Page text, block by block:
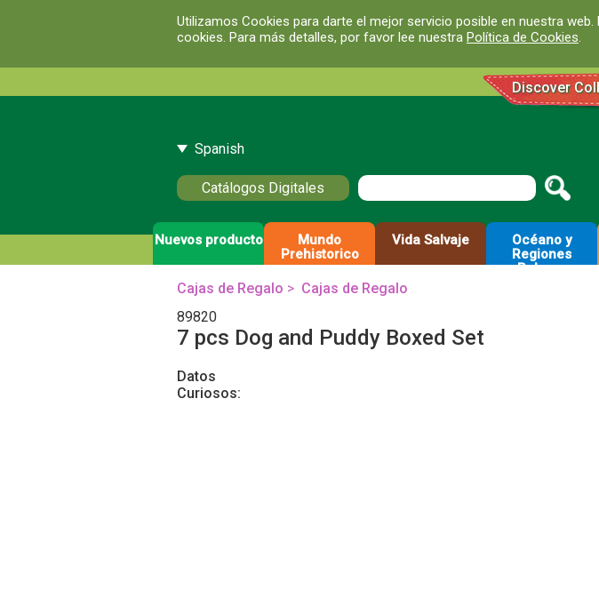
Utilizamos Cookies para darte el mejor servicio posible en nuestra
cookies. Para más detalles, por favor lee nuestra Política de Cookies.
Discover
Spanish
Catálogos Digitales
Nuevos producto
Mundo
Prehistorico
Vida Salvaje
Océano y
Regiones
Polares
Cajas de Regalo > Cajas de Regalo
89820
7 pcs Dog and Puddy Boxed Set
Datos
Curiosos: